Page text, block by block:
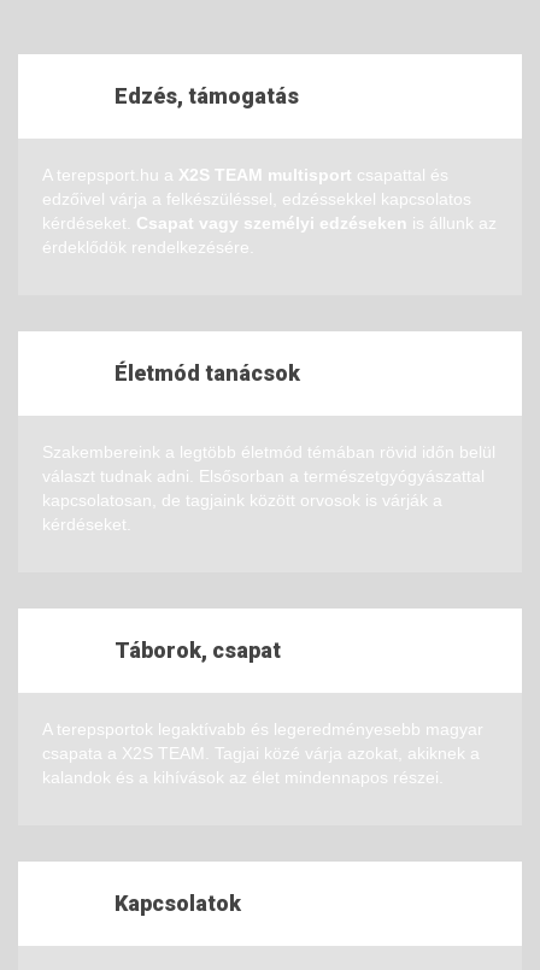
Edzés, támogatás
A terepsport.hu a X2S TEAM multisport csapattal és
edzőivel várja a felkészüléssel, edzéssekkel kapcsolatos
kérdéseket. Csapat vagy személyi edzéseken is állunk az
érdeklődök rendelkezésére.
Életmód tanácsok
Szakembereink a legtöbb életmód témában rövid időn belül
választ tudnak adni. Elsősorban a természetgyógyászattal
kapcsolatosan, de tagjaink között orvosok is várják a
kérdéseket.
Táborok, csapat
A terepsportok legaktívabb és legeredményesebb magyar
csapata a X2S TEAM. Tagjai közé várja azokat, akiknek a
kalandok és a kihívások az élet mindennapos részei.
Kapcsolatok